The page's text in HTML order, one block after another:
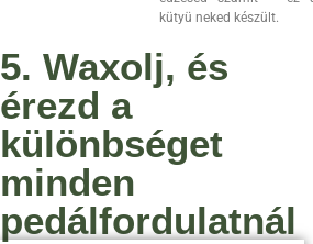
kütyü neked készült.
5. Waxolj, és
érezd a
különbséget
minden
pedálfordulatnál